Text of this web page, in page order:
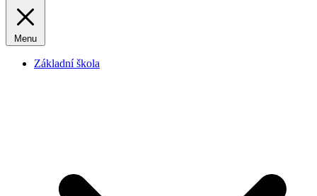
Menu
Základní škola